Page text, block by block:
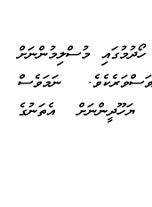
މުސްލިމުންނަށް
ނަމަވެސް
އެތަނުގެ